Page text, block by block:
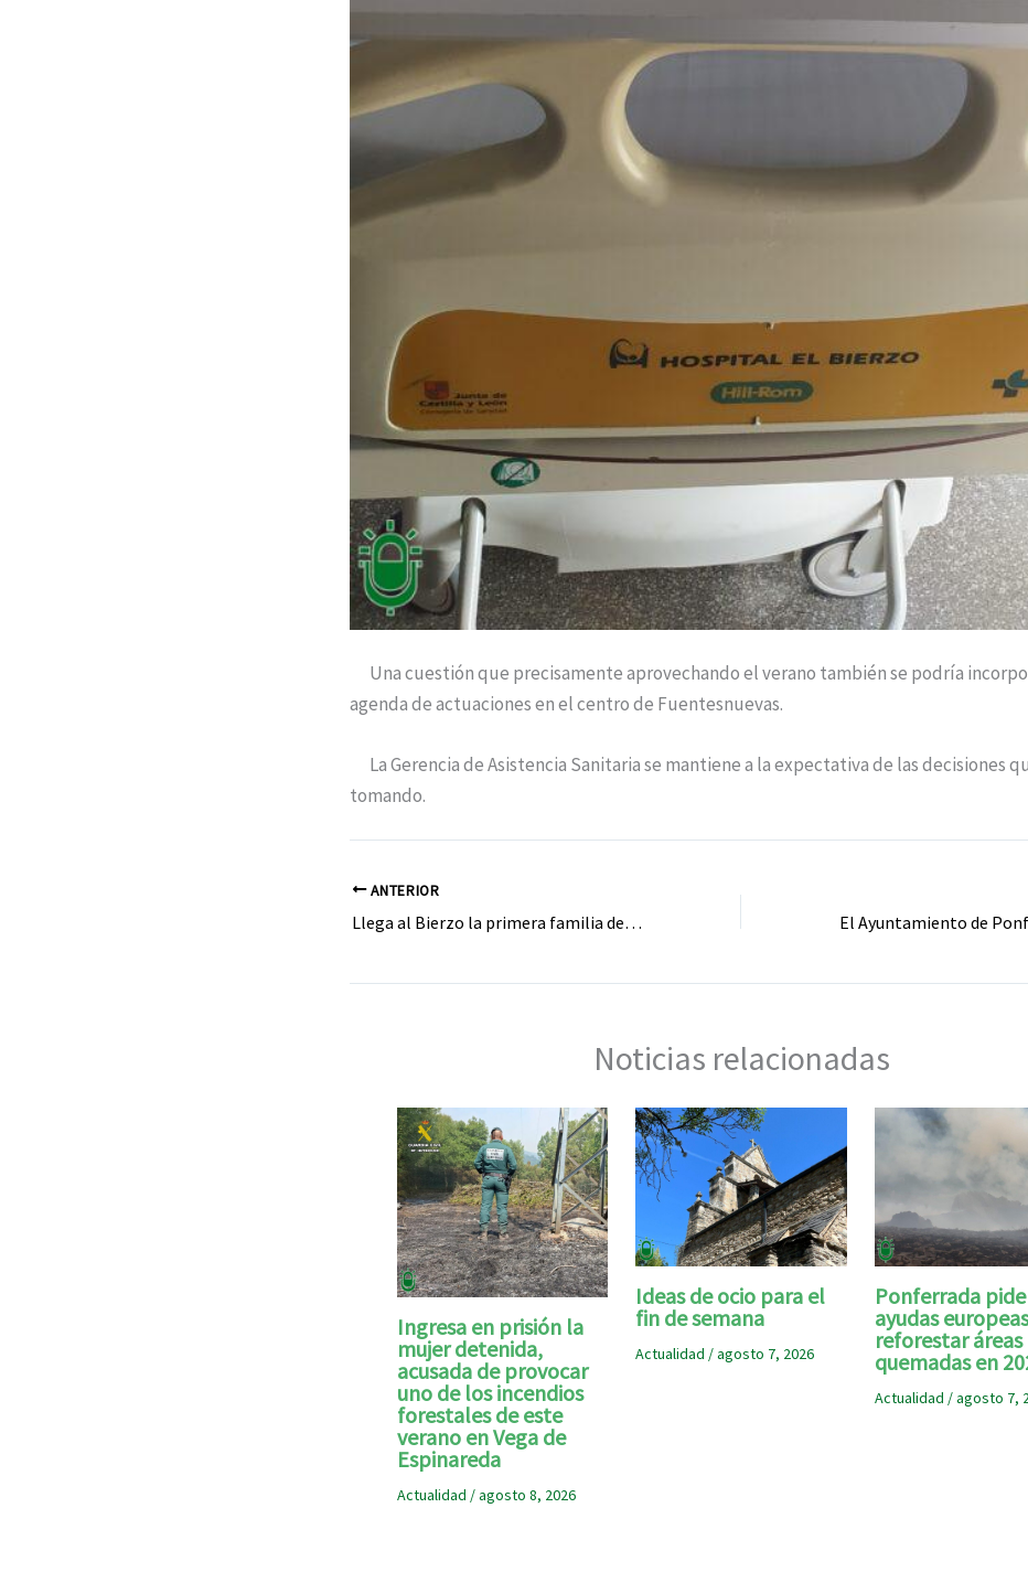
Una cuestión que precisamente aprovechando el verano también se podría
agenda de actuaciones en el centro de Fuentesnuevas.
La Gerencia de Asistencia Sanitaria se mantiene a la expectativa de las decisiones
tomando.
ANTERIOR
Llega al Bierzo la primera familia del proyecto «Repuebla León». Vega de Valcarce recibe a seis personas de origen ecuatoriano
Noticias relacionadas
Ingresa en prisión la
mujer detenida,
acusada de provocar
uno de los incendios
forestales de este
verano en Vega de
Espinareda
Actualidad /agosto 8, 2026
Ideas de ocio para el
fin de semana
Actualidad /agosto 7, 2026
Ponferrada pide
ayudas
reforestar áreas
quemadas en
Actualidad /agosto 7,